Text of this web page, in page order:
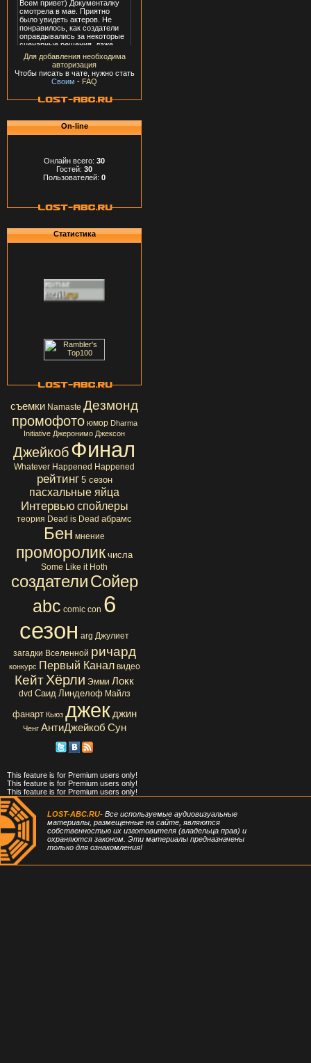
Для добавления необходима
авторизация
Чтобы писать в чате, нужно стать
Своим - FAQ
On-line
Онлайн всего: 30
Гостей: 30
Пользователей: 0
Статистика
съемки Namaste Дезмонд
промофото юмор Dharma
Initiative Джеронимо Джексон
ДжейкобФинал
Whatever Happened Happened
рейтинг 5 сезон
пасхальные яйца
Интервью спойлеры
теория Dead is Dead абрамс
Бен мнение
проморолик числа
Some Like it Hoth
создателиСойер
abc comic con 6
сезон arg Джулиет
загадки Вселенной ричард
конкурс Первый Канал видео
КейтХёрли Эмми Локк
dvd Саид Линделоф Майлз
фанарт Кьюз джек джин
Ченг АнтиДжейкоб Сун
This feature is for Premium users only!
This feature is for Premium users only!
This feature is for Premium users only!
LOST-ABC.RU- Все используемые аудиовизуальные
материалы, размещенные на сайте, являются
собственностью их изготовителя (владельца прав) и
охраняются законом. Эти материалы предназначены
только для ознакомления!